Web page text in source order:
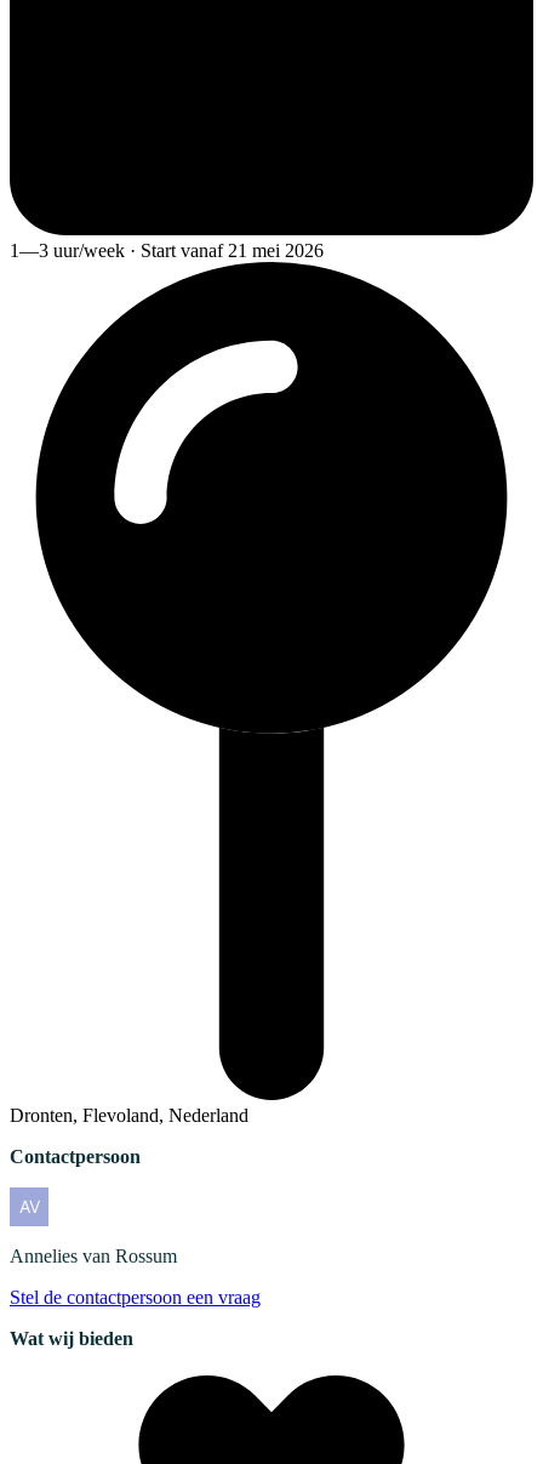
1—3 uur/week · Start vanaf 21 mei 2026
Dronten, Flevoland, Nederland
Contactpersoon
Annelies van Rossum
Stel de contactpersoon een vraag
Wat wij bieden